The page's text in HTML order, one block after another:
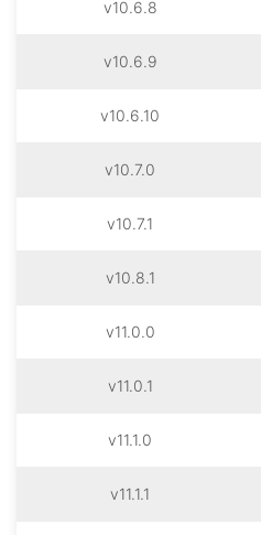
v10.6.8
v10.6.9
v10.6.10
v10.7.0
v10.7.1
v10.8.1
v11.0.0
v11.0.1
v11.1.0
v11.1.1